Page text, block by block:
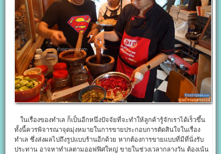
ในเรื่องของทำเล ก็เป็นอีกหนึ่งปัจจัยที่จะทำให้ลูกค้ารู้จักเราได้เร็วขึ้น
ทั้งนี้ควรพิจารณาจุดมุ่งหมายในการขายประกอบการตัดสินใจในเรื่อง
ทำเล ซึ่งส่งผลไปถึงรูปแบบร้านอีกด้วย หากต้องการขายแบบที่มีที่นั่งรับ
ประทาน อาจหาทำเลตามออฟฟิศใหญ่ ขายในช่วงเวลากลางวัน ต้องเน้น